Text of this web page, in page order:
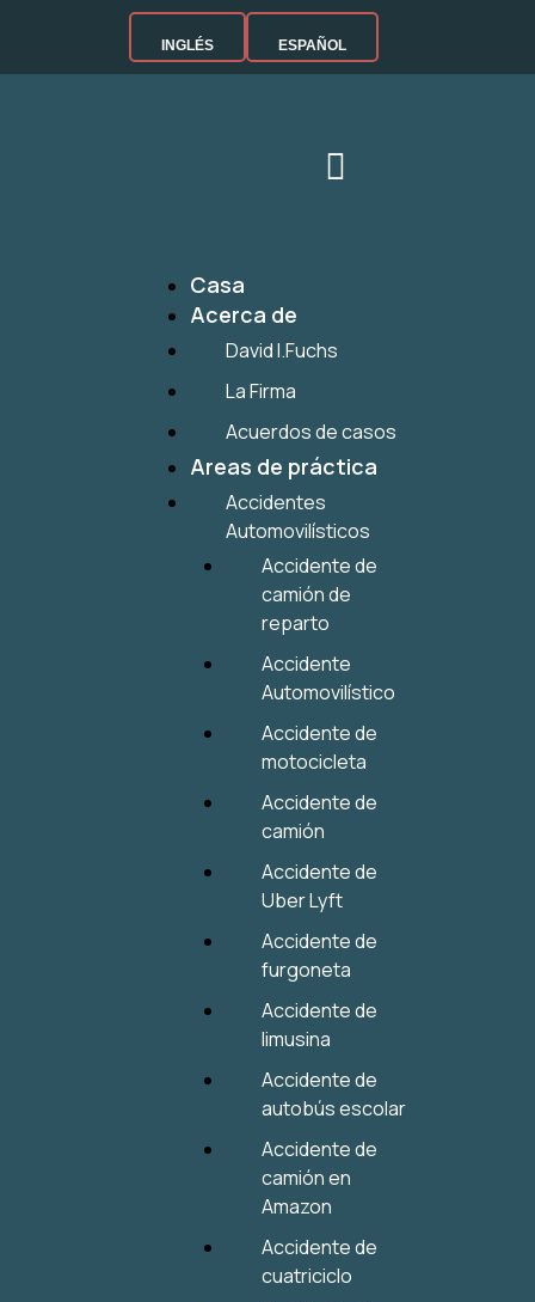
INGLÉS ESPAÑOL
Casa
Acerca de
David I.Fuchs
La Firma
Acuerdos de casos
Areas de práctica
Accidentes
Automovilísticos
Accidente de
camión de
reparto
Accidente
Automovilístico
Accidente de
motocicleta
Accidente de
camión
Accidente de
Uber Lyft
Accidente de
furgoneta
Accidente de
limusina
Accidente de
autobús escolar
Accidente de
camión en
Amazon
Accidente de
cuatriciclo